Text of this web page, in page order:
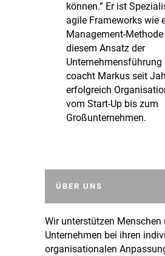
können.” Er ist
agile Frameworks wie
Management-
diesem Ansatz der
Unternehmensführung
coacht Markus seit
erfolgreich
vom Start-Up bis zum
Großunternehmen.
ÜBER UNS
Wir unterstützen Menschen
Unternehmen bei ihren
organisationalen